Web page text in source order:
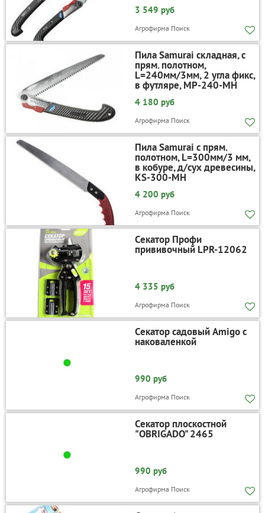
3 549 руб
Агрофирма Поиск
Пила Samurai складная, с
прям. полотном,
L=240мм/3мм, 2 угла фикс,
в футляре, MP-240-MH
4 180 руб
Агрофирма Поиск
Пила Samurai с прям.
полотном, L=300мм/3 мм,
в кобуре, д/сух древесины,
KS-300-MH
4 200 руб
Агрофирма Поиск
Секатор Профи
прививочный LPR-12062
4 335 руб
Агрофирма Поиск
Секатор садовый Amigo с
наковаленкой
990 руб
Агрофирма Поиск
Секатор плоскостной
"OBRIGADO" 2465
990 руб
Агрофирма Поиск